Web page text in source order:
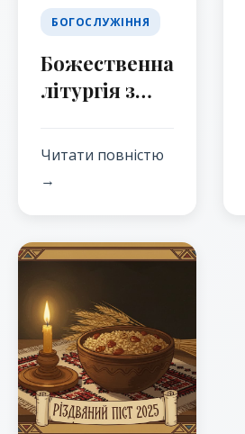
БОГОСЛУЖІННЯ
Божественна
літургія з
Різдва
Читати повністю
→